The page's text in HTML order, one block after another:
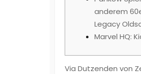
anderem
Legacy
Marvel HQ:
Via Dutzenden von